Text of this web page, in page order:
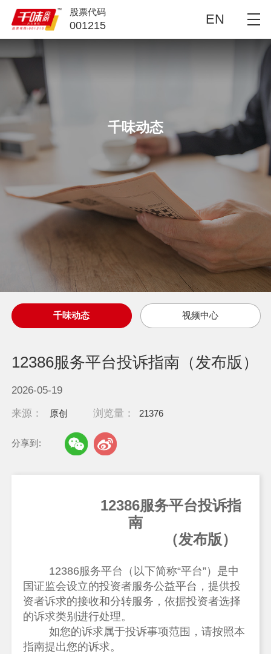
股票代码
001215 EN
千味动态
千味动态 视频中心
12386服务平台投诉指南（发布版）
2026-05-19
来源： 原创 浏览量： 21376
分享到:
12386服务平台投诉指
南
（发布版）
12386服务平台（以下简称“平台”）是中
国证监会设立的投资者服务公益平台，提供投
资者诉求的接收和分转服务，依据投资者选择
的诉求类别进行处理。
如您的诉求属于投诉事项范围，请按照本
指南提出您的诉求。